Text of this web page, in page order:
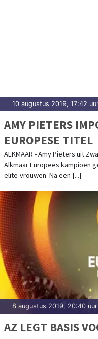
10 augustus 2019, 17:42
AMY PIETERS
EUROPESE TITEL
ALKMAAR - Amy Pieters uit
Alkmaar Europees kampioen
elite-vrouwen. Na een [...]
8 augustus 2019, 20:40 uur
AZ LEGT BASIS